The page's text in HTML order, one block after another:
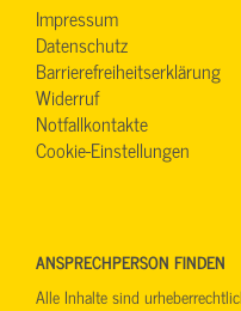
Impressum
Datenschutz
Barrierefreiheitserklärung
Widerruf
Notfallkontakte
Cookie-Einstellungen
ANSPRECHPERSON FINDEN
Alle Inhalte sind